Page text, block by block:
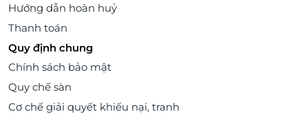
Hướng dẫn hoàn huỷ
Thanh toán
Quy định chung
Chính sách bảo mật
Quy chế sàn
Cơ chế giải quyết khiếu nại, tranh